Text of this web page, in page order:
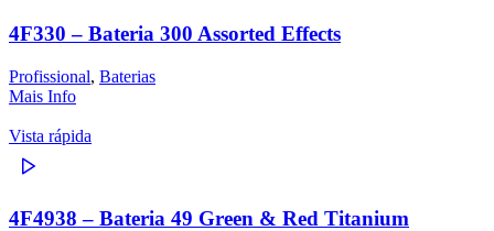
4F330 – Bateria 300 Assorted Effects
Profissional, Baterias
Mais Info
Vista rápida
4F4938 – Bateria 49 Green & Red Titanium